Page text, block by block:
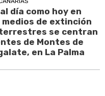
día como hoy en
medios de extinción
se centran
de Montes de
en La Palma